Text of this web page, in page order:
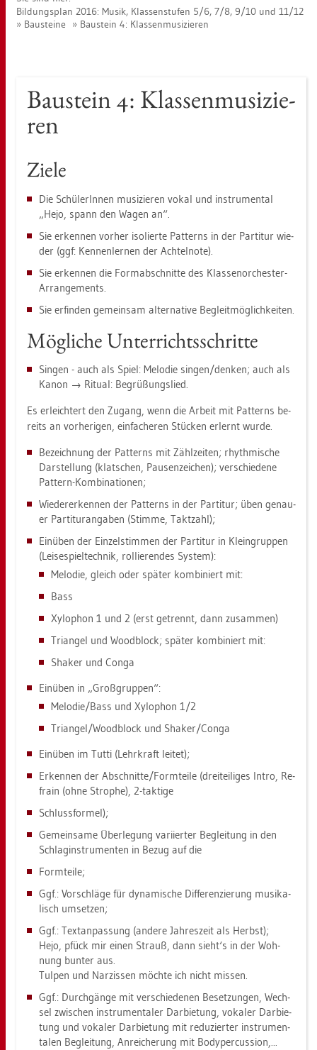
Bil­dungs­plan 2016: Musik, Klas­sen­stu­fen 5/6, 7/8, 9/10 und 11/12
Bau­stei­ne
Bau­stein 4: Klas­sen­mu­si­zie­ren
Bau­stein 4: Klas­sen­mu­si­zie­
ren
Ziele
Die Schü­le­rIn­nen mu­si­zie­ren vokal und in­stru­men­tal
„Hejo, spann den Wagen an“.
Sie er­ken­nen vor­her iso­lier­te Pat­terns in der Par­ti­tur wie­
der (ggf: Ken­nen­ler­nen der Ach­tel­no­te).
Sie er­ken­nen die Form­ab­schnit­te des Klas­sen­or­ches­ter-
Ar­ran­ge­ments.
Sie er­fin­den ge­mein­sam al­ter­na­ti­ve Be­gleit­mög­lich­kei­ten.
Mög­li­che Un­ter­richts­schrit­te
Sin­gen - auch als Spiel: Me­lo­die sin­gen/den­ken; auch als
Kanon → Ri­tu­al: Be­grü­ßungs­lied.
Es er­leich­tert den Zu­gang, wenn die Ar­beit mit Pat­terns be­
reits an vor­he­ri­gen, ein­fa­che­ren Stü­cken er­lernt wurde.
Be­zeich­nung der Pat­terns mit Zähl­zei­ten; rhyth­mi­sche
Dar­stel­lung (klat­schen, Pau­sen­zei­chen); ver­schie­de­ne
Pat­tern-Kom­bi­na­tio­nen;
Wie­der­er­ken­nen der Pat­terns in der Par­ti­tur; üben ge­nau­
er Par­ti­tur­an­ga­ben (Stim­me, Takt­zahl);
Ein­üben der Ein­zel­stim­men der Par­ti­tur in Klein­grup­pen
(Lei­se­spiel­tech­nik, rol­lie­ren­des Sys­tem):
Me­lo­die, gleich oder spä­ter kom­bi­niert mit:
Bass
Xy­lo­phon 1 und 2 (erst ge­trennt, dann zu­sam­men)
Tri­an­gel und Wood­block; spä­ter kom­bi­niert mit:
Shaker und Conga
Ein­üben in „Groß­grup­pen“:
Me­lo­die/Bass und Xy­lo­phon 1/2
Tri­an­gel/Wood­block und Shaker/Conga
Ein­üben im Tutti (Lehr­kraft lei­tet);
Er­ken­nen der Ab­schnit­te/Form­tei­le (drei­tei­li­ges Intro, Re­
frain (ohne Stro­phe), 2-tak­ti­ge
Schluss­for­mel);
Ge­mein­sa­me Über­le­gung va­ri­ier­ter Be­glei­tung in den
Schlag­in­stru­men­ten in Bezug auf die
Form­tei­le;
Ggf.: Vor­schlä­ge für dy­na­mi­sche Dif­fe­ren­zie­rung mu­si­ka­
lisch um­set­zen;
Ggf.: Text­an­pas­sung (an­de­re Jah­res­zeit als Herbst);
Hejo, pfück mir einen Strauß, dann sieht‘s in der Woh­
nung bun­ter aus.
Tul­pen und Nar­zis­sen möch­te ich nicht mis­sen.
Ggf.: Durch­gän­ge mit ver­schie­de­nen Be­set­zun­gen, Wech­
sel zwi­schen in­stru­men­ta­ler Dar­bie­tung, vo­ka­ler Dar­bie­
tung und vo­ka­ler Dar­bie­tung mit re­du­zier­ter in­stru­men­
ta­len Be­glei­tung, An­rei­che­rung mit Bo­dy­per­cus­sion,...